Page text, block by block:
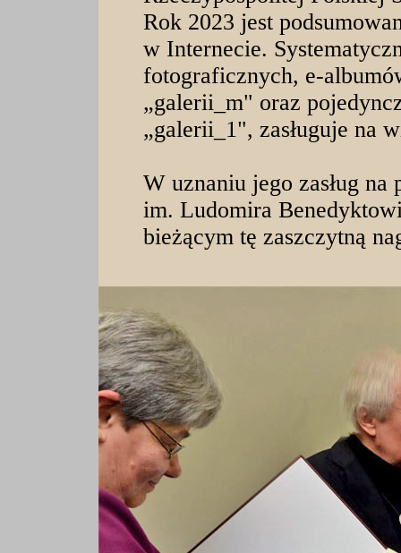
Rok 2023 jest
w Internecie.
fotograficznych, e-
„galerii_m" oraz
„galerii_1", zasługuje na
W uznaniu jego zasług
im. Ludomira
bieżącym tę zaszczytną